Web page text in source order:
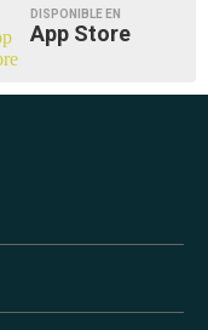
DISPONIBLE EN
App Store